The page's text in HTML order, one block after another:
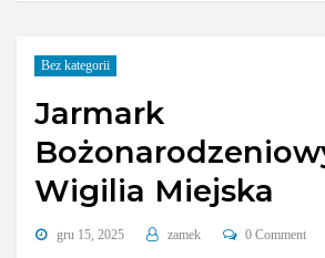
Bez kategorii
Jarmark
Wigilia Miejska
gru 15, 2025 zamek 0 Comment